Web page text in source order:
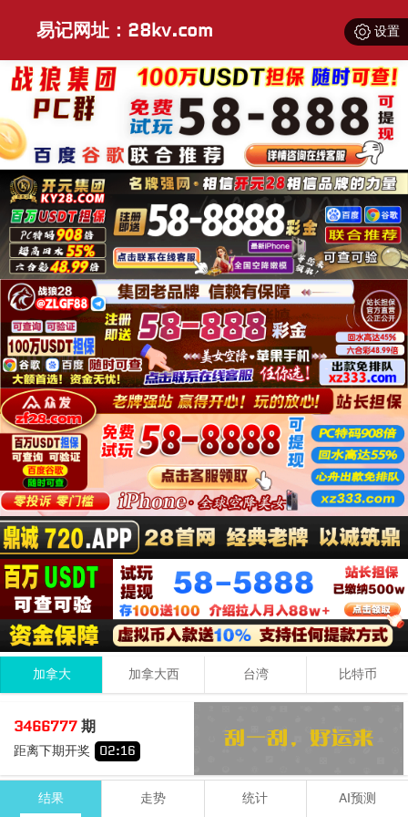
设置
易记网址：28kv.com
加拿大 加拿大西 台湾 比特币
3466777期
距离下期开奖 02:15
4 + 4 5 13
期号 号码
结果 走势 统计 AI预测